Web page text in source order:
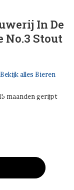
In De
No.3 Stout
Bekijk alles Bieren
maanden gerijpt